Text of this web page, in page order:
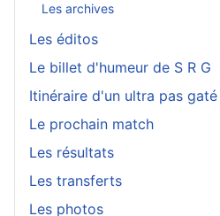
Les archives
Les éditos
Le billet d'humeur de S R G
Itinéraire d'un ultra pas gaté
Le prochain match
Les résultats
Les transferts
Les photos